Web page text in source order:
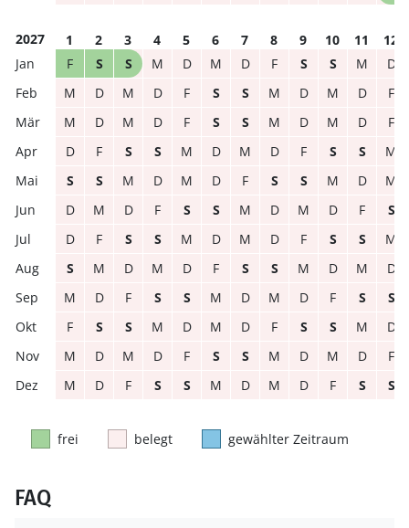
2027 1 2 3 4 5 6 7 8 9 10 11
12
F
S S M D M D F S S M
D
M
D M D F S S M D M D
F
M
D M D F S S M D M D
F
D
F S S M D M D F S S
M
S
S M D M D F S S M D
M
D
M D F S S M D M D F
S
D
F S S M D M D F S S
M
S
M D M D F S S M D M
D
M
D F S S M D M D F S
S
F
S S M D M D F S S M
D
M
D M D F S S M D M D
F
M
D F S S M D M D F S S
frei belegt gewählter Zeitraum
FAQ